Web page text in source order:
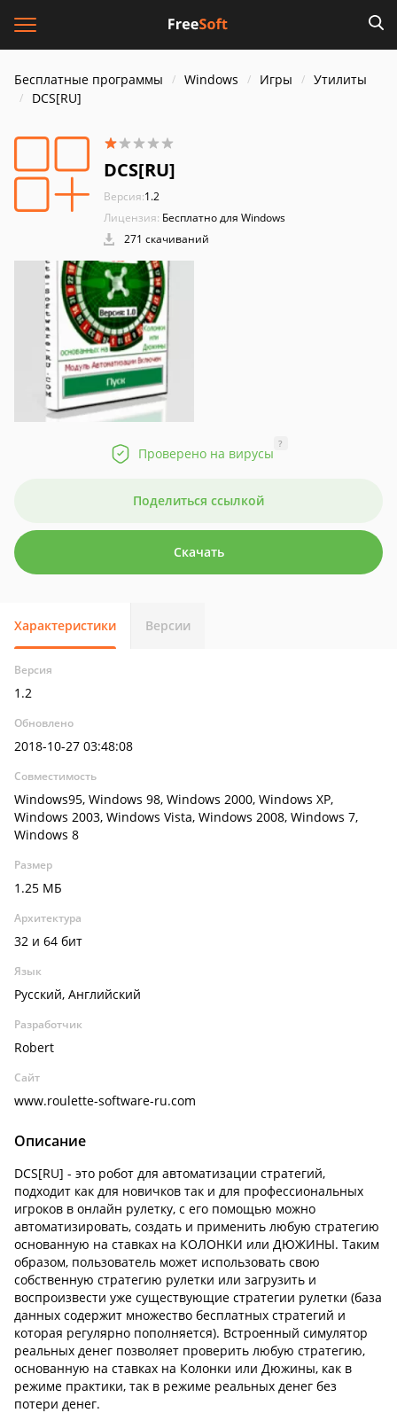
Бесплатные программы Windows Игры
Утилиты
DCS[RU]
DCS[RU]
Версия:1.2
Лицензия: Бесплатно для Windows
271 скачиваний
Проверено на вирусы
?
Поделиться ссылкой
Скачать
Характеристики Версии
Версия
1.2
Обновлено
2018-10-27 03:48:08
Совместимость
Windows95, Windows 98, Windows 2000, Windows XP,
Windows 2003, Windows Vista, Windows 2008, Windows 7,
Windows 8
Размер
1.25 МБ
Архитектура
32 и 64 бит
Язык
Русский, Английский
Разработчик
Robert
Сайт
www.roulette-software-ru.com
Описание
DCS[RU] - это робот для автоматизации стратегий,
подходит как для новичков так и для профессиональных
игроков в онлайн рулетку, с его помощью можно
автоматизировать, создать и применить любую стратегию
основанную на ставках на КОЛОНКИ или ДЮЖИНЫ. Таким
образом, пользователь может использовать свою
собственную стратегию рулетки или загрузить и
воспроизвести уже существующие стратегии рулетки (база
данных содержит множество бесплатных стратегий и
которая регулярно пополняется). Встроенный симулятор
реальных денег позволяет проверить любую стратегию,
основанную на ставках на Колонки или Дюжины, как в
режиме практики, так в режиме реальных денег без
потери денег.